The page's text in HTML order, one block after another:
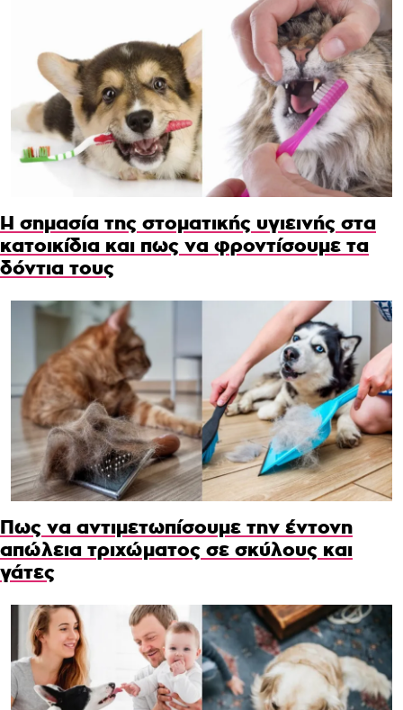
Η σημασία της στοματικής υγιεινής στα
κατοικίδια και πως να φροντίσουμε τα
δόντια τους
Πως να αντιμετωπίσουμε την έντονη
απώλεια τριχώματος σε σκύλους και
γάτες